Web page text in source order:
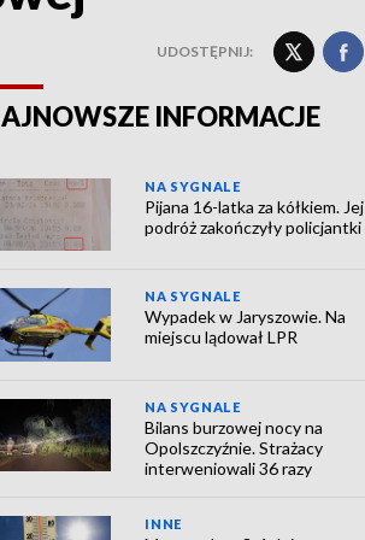
UDOSTĘPNIJ:
INFORMACJE
NA SYGNALE
Pijana 16-latka za kółkiem. Jej
podróż zakończyły policjantki
NA SYGNALE
Wypadek w Jaryszowie. Na
miejscu lądował LPR
NA SYGNALE
Bilans burzowej nocy na
Opolszczyźnie. Strażacy
interweniowali 36 razy
INNE